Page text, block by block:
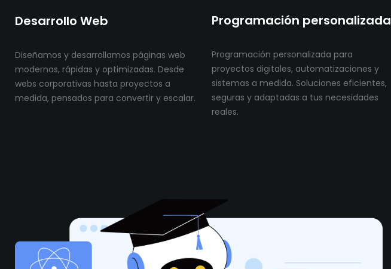
Desarrollo Web
Diseñamos y desarrollamos páginas web
modernas, rápidas y optimizadas. Desde
webs corporativas hasta proyectos a
medida, pensados para convertir y escalar.
Programación personalizada
Programación personalizada para
proyectos digitales, automatizaciones y
sistemas a medida. Soluciones eficientes,
seguras y adaptadas a tus necesidades
reales.